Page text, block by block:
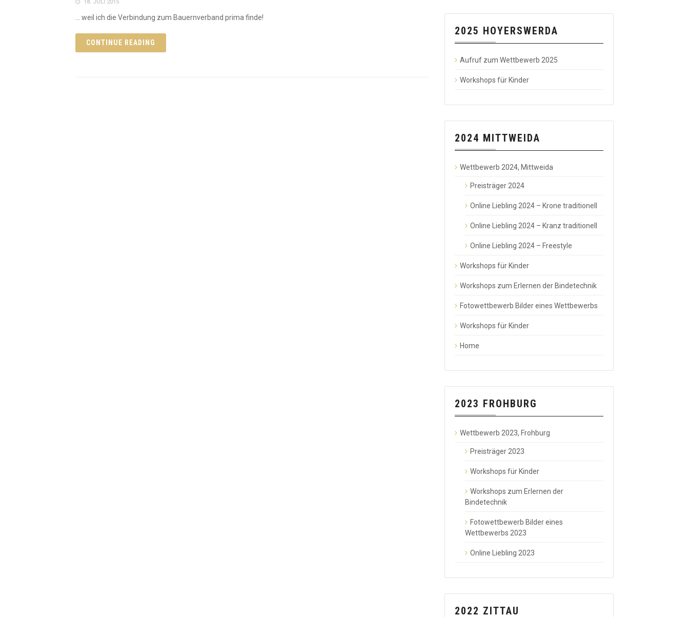
18. JULI 2015
… weil ich die Verbindung zum Bauernverband prima finde!
CONTINUE READING
2025 HOYERSWERDA
Aufruf zum Wettbewerb 2025
Workshops für Kinder
2024 MITTWEIDA
Wettbewerb 2024, Mittweida
Preisträger 2024
Online Liebling 2024 – Krone traditionell
Online Liebling 2024 – Kranz traditionell
Online Liebling 2024 – Freestyle
Workshops für Kinder
Workshops zum Erlernen der Bindetechnik
Fotowettbewerb Bilder eines Wettbewerbs
Workshops für Kinder
Home
2023 FROHBURG
Wettbewerb 2023, Frohburg
Preisträger 2023
Workshops für Kinder
Workshops zum Erlernen der
Bindetechnik
Fotowettbewerb Bilder eines
Wettbewerbs 2023
Online Liebling 2023
2022 ZITTAU